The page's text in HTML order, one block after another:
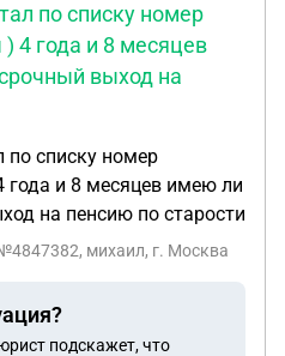
по списку номер
4 года и 8 месяцев
выход на
по списку номер
и 8 месяцев имею ли
на пенсию по старости
михаил, г. Москва
подскажет, что